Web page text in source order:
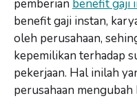
pemberian benefit gaji
benefit gaji instan,
oleh perusahaan,
kepemilikan terhadap
pekerjaan. Hal inilah
perusahaan